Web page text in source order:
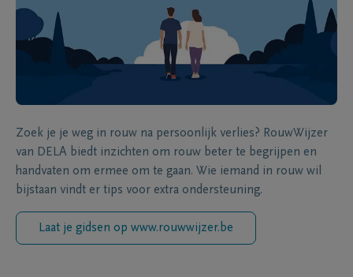
Zoek je je weg in rouw na persoonlijk verlies? RouwWijzer
van DELA biedt inzichten om rouw beter te begrijpen en
handvaten om ermee om te gaan. Wie iemand in rouw wil
bijstaan vindt er tips voor extra ondersteuning.
Laat je gidsen op www.rouwwijzer.be